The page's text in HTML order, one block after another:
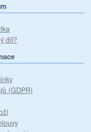
díl?
(GDPR)